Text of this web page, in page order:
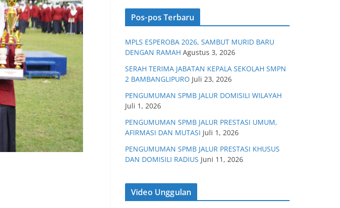
Pos-pos Terbaru
MPLS ESPEROBA 2026, SAMBUT MURID BARU
DENGAN RAMAH Agustus 3, 2026
SERAH TERIMA JABATAN KEPALA SEKOLAH SMPN
2 BAMBANGLIPURO Juli 23, 2026
PENGUMUMAN SPMB JALUR DOMISILI WILAYAH
Juli 1, 2026
PENGUMUMAN SPMB JALUR PRESTASI UMUM,
AFIRMASI DAN MUTASI Juli 1, 2026
PENGUMUMAN SPMB JALUR PRESTASI KHUSUS
DAN DOMISILI RADIUS Juni 11, 2026
Video Unggulan